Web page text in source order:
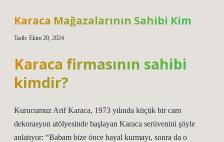
Karaca Mağazalarının Sahibi Kim
Tarih: Ekim 20, 2024
Karaca firmasının sahibi
kimdir?
Kurucumuz Arif Karaca, 1973 yılında küçük bir cam
dekorasyon atölyesinde başlayan Karaca serüvenini şöyle
anlatıyor: “Babam bize önce hayal kurmayı, sonra da o